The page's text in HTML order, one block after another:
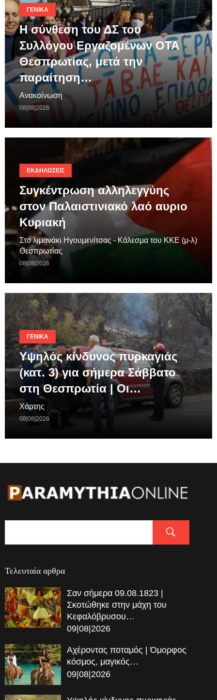
ΓΕΝΙΚΆ
Η σύνθεση του ΔΣ του
Συλλόγου Εργαζομένων ΟΤΑ
Θεσπρωτίας, μετά την
παραίτηση…
Ανακοίνωση
08|08|2026
ΕΚΔΗΛΏΣΕΙΣ
Συγκέντρωση αλληλεγγύης
στον Παλαιστινιακό λαό αυριο
Κυριακή
Στο λιμανάκι Ηγουμενίτσας - Κάλεσμα του ΚΚΕ (μ-λ)
Θεσπρωτίας
08|08|2026
ΓΕΝΙΚΆ
Υψηλός κίνδυνος πυρκαγιάς
(κατ. 3) για σήμερα Σάββατο
στη Θεσπρωτία | Οι…
Χάρτης
08|08|2026
Τελευταία αρθρα
Σαν σήμερα 09.08.1823 |
Σκοτώθηκε στην μάχη του
Κεφαλόβρυσου…
09|08|2026
Αχέροντας ποταμός | Όμορφος
κόσμος, μαγικός…
09|08|2026